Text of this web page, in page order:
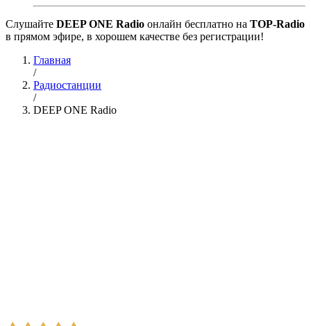
Cлушайте DEEP ONE Radio онлайн бесплатно на TOP-Radio
в прямом эфире, в хорошем качестве без регистрации!
Главная
/
Радиостанции
/
DEEP ONE Radio